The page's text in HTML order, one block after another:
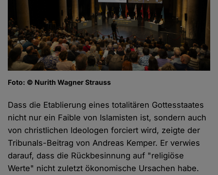
Foto: © Nurith Wagner Strauss
Dass die Etablierung eines totalitären Gottesstaates
nicht nur ein Faible von Islamisten ist, sondern auch
von christlichen Ideologen forciert wird, zeigte der
Tribunals-Beitrag von Andreas Kemper. Er verwies
darauf, dass die Rückbesinnung auf "religiöse
Werte" nicht zuletzt ökonomische Ursachen habe.